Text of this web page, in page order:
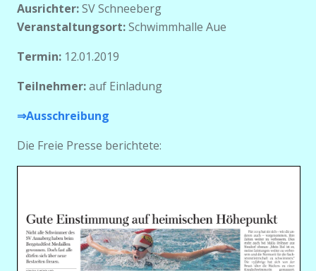
Ausrichter:SV Schneeberg
Veranstaltungsort:Schwimmhalle Aue
Termin: 12.01.2019
Teilnehmer:auf Einladung
⇒Ausschreibung
Die Freie Presse berichtete: